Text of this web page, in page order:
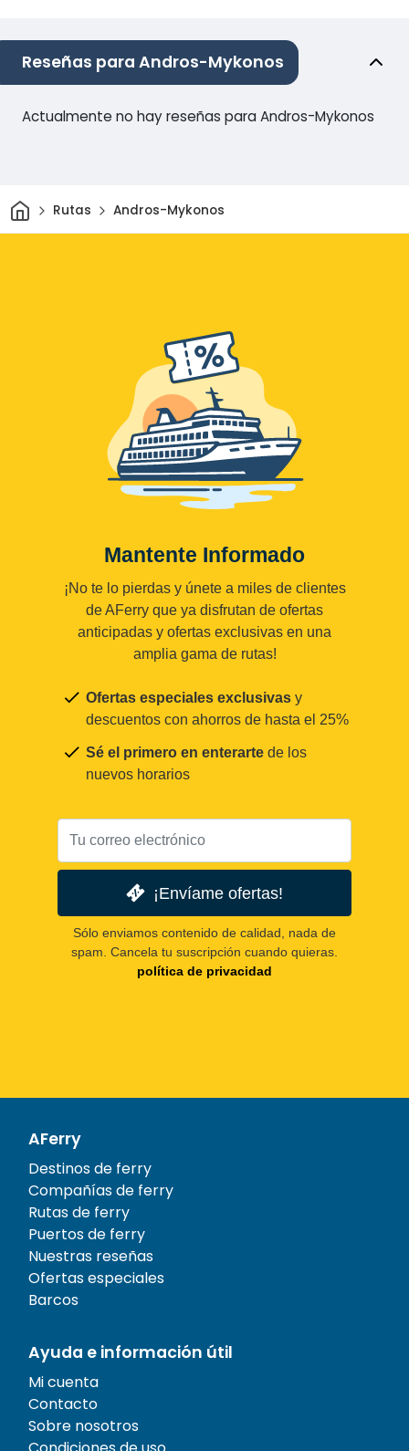
Reseñas para Andros-Mykonos
Actualmente no hay reseñas para Andros-Mykonos
InicioRutas Andros-Mykonos
Mantente Informado
¡No te lo pierdas y únete a miles de clientes
de AFerry que ya disfrutan de ofertas
anticipadas y ofertas exclusivas en una
amplia gama de rutas!
Ofertas especiales exclusivas y
descuentos con ahorros de hasta el 25%
Sé el primero en enterarte de los
nuevos horarios
¡Envíame ofertas!
Sólo enviamos contenido de calidad, nada de
spam. Cancela tu suscripción cuando quieras.
política de privacidad
AFerry
Destinos de ferry
Compañías de ferry
Rutas de ferry
Puertos de ferry
Nuestras reseñas
Ofertas especiales
Barcos
Ayuda e información útil
Mi cuenta
Contacto
Sobre nosotros